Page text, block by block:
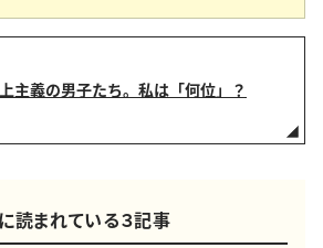
主義の男子たち。私は「何位」？
読まれている３記事